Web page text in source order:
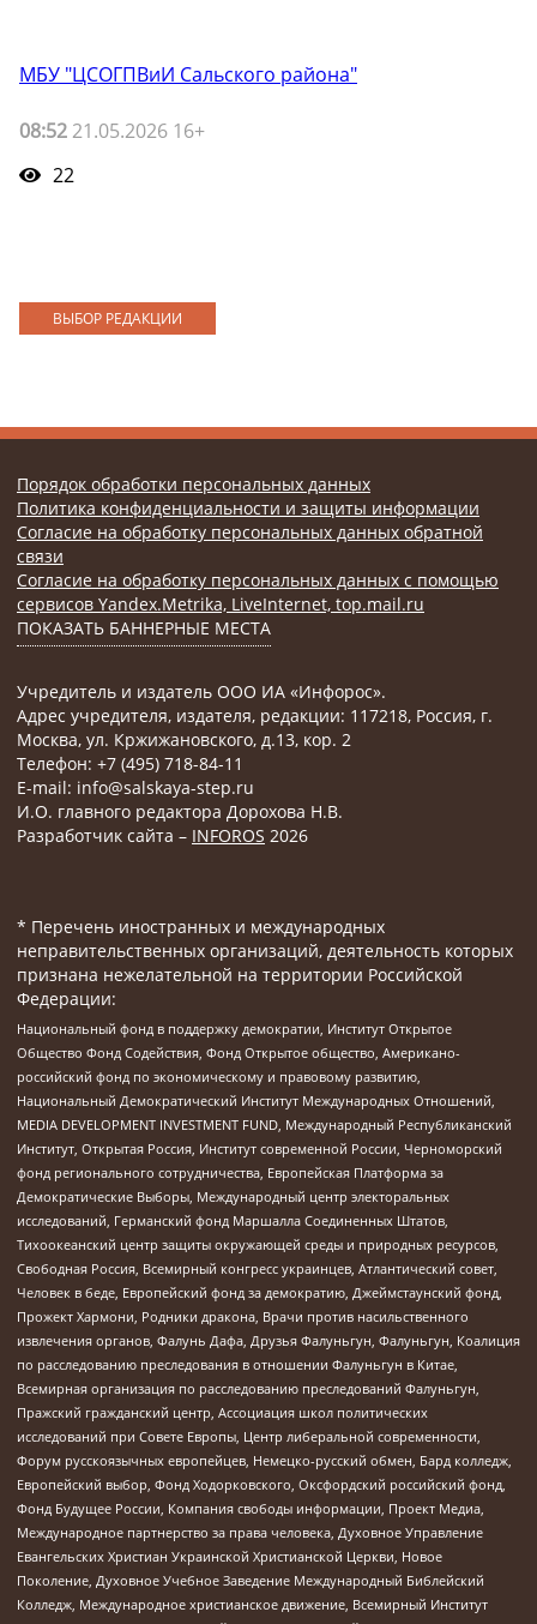
МБУ "ЦСОГПВиИ Сальского района"
08:52 21.05.2026 16+
22
ВЫБОР РЕДАКЦИИ
Порядок обработки персональных данных
Политика конфиденциальности и защиты информации
Согласие на обработку персональных данных обратной
связи
Согласие на обработку персональных данных с помощью
сервисов Yandex.Metrika, LiveInternet, top.mail.ru
ПОКАЗАТЬ БАННЕРНЫЕ МЕСТА
Учредитель и издатель ООО ИА «Инфорос».
Адрес учредителя, издателя, редакции: 117218, Россия, г.
Москва, ул. Кржижановского, д.13, кор. 2
Телефон: +7 (495) 718-84-11
E-mail: info@salskaya-step.ru
И.О. главного редактора Дорохова Н.В.
Разработчик сайта – INFOROS 2026
* Перечень иностранных и международных
неправительственных организаций, деятельность которых
признана нежелательной на территории Российской
Федерации:
Национальный фонд в поддержку демократии, Институт Открытое
Общество Фонд Содействия, Фонд Открытое общество, Американо-
российский фонд по экономическому и правовому развитию,
Национальный Демократический Институт Международных Отношений,
MEDIA DEVELOPMENT INVESTMENT FUND, Международный Республиканский
Институт, Открытая Россия, Институт современной России, Черноморский
фонд регионального сотрудничества, Европейская Платформа за
Демократические Выборы, Международный центр электоральных
исследований, Германский фонд Маршалла Соединенных Штатов,
Тихоокеанский центр защиты окружающей среды и природных ресурсов,
Свободная Россия, Всемирный конгресс украинцев, Атлантический совет,
Человек в беде, Европейский фонд за демократию, Джеймстаунский фонд,
Прожект Хармони, Родники дракона, Врачи против насильственного
извлечения органов, Фалунь Дафа, Друзья Фалуньгун, Фалуньгун, Коалиция
по расследованию преследования в отношении Фалуньгун в Китае,
Всемирная организация по расследованию преследований Фалуньгун,
Пражский гражданский центр, Ассоциация школ политических
исследований при Совете Европы, Центр либеральной современности,
Форум русскоязычных европейцев, Немецко-русский обмен, Бард колледж,
Европейский выбор, Фонд Ходорковского, Оксфордский российский фонд,
Фонд Будущее России, Компания свободы информации, Проект Медиа,
Международное партнерство за права человека, Духовное Управление
Евангельских Христиан Украинской Христианской Церкви, Новое
Поколение, Духовное Учебное Заведение Международный Библейский
Колледж, Международное христианское движение, Всемирный Институт